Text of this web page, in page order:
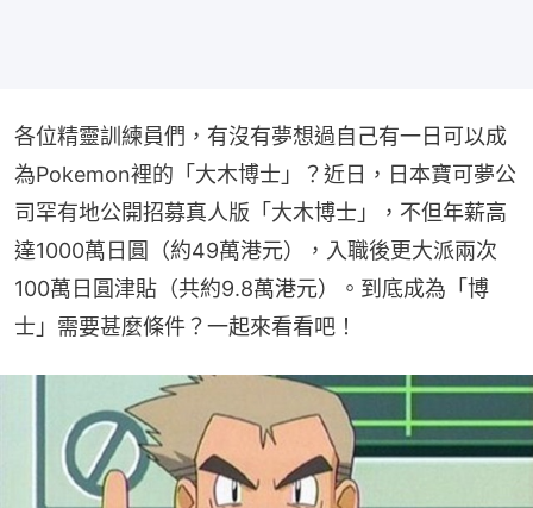
各位精靈訓練員們，有沒有夢想過自己有一日可以成
為Pokemon裡的「大木博士」？近日，日本寶可夢公
司罕有地公開招募真人版「大木博士」，不但年薪高
達1000萬日圓（約49萬港元），入職後更大派兩次
100萬日圓津貼（共約9.8萬港元）。到底成為「博
士」需要甚麼條件？一起來看看吧！